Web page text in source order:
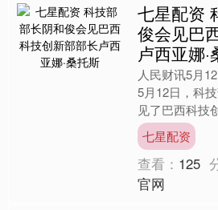
七星配资
俊会见巴
卢西亚娜·
人民财讯5月
5月12日，科
见了巴西科技
托斯（Luciana
深化中....
七星配资
查看： 125
官网